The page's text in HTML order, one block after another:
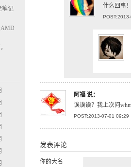
什么回事
阿福 说：
诶诶诶？我上次问
POST:2013-07-01 09:29
发表评论
你的大名
笔记